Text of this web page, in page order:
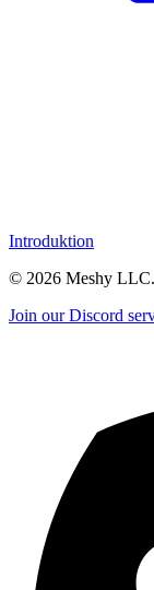
Introduktion
© 2026 Meshy
Join our Discord